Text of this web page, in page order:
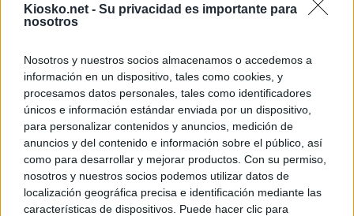
Kiosko.net - Su privacidad es importante para
nosotros
Nosotros y nuestros socios almacenamos o accedemos a
información en un dispositivo, tales como cookies, y
procesamos datos personales, tales como identificadores
únicos e información estándar enviada por un dispositivo,
para personalizar contenidos y anuncios, medición de
anuncios y del contenido e información sobre el público, así
como para desarrollar y mejorar productos. Con su permiso,
nosotros y nuestros socios podemos utilizar datos de
localización geográfica precisa e identificación mediante las
características de dispositivos. Puede hacer clic para